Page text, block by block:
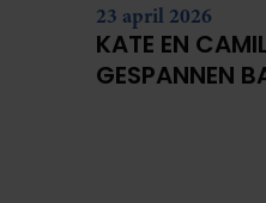
23 april 2026
KATE EN
GESPANNEN